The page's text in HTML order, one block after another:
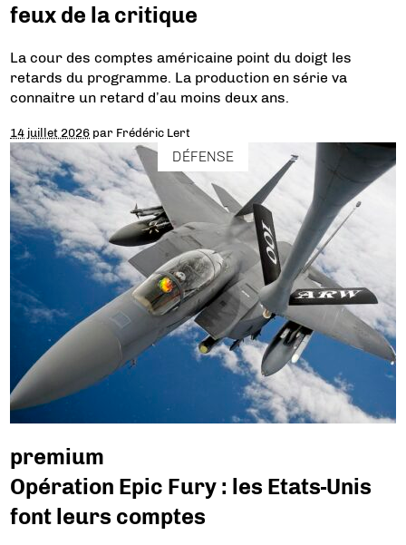
feux de la critique
La cour des comptes américaine point du doigt les
retards du programme. La production en série va
connaitre un retard d’au moins deux ans.
14 juillet 2026 par Frédéric Lert
DÉFENSE
premium
Opération Epic Fury : les Etats-Unis
font leurs comptes